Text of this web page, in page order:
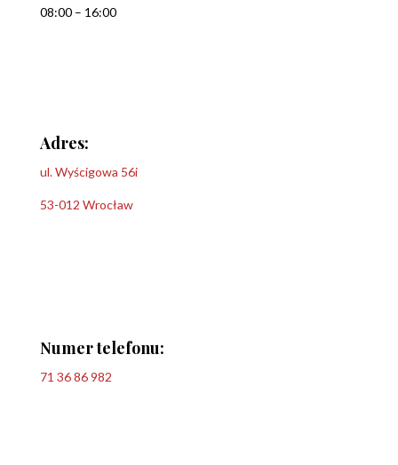
08:00 – 16:00
Adres:
ul. Wyścigowa 56i
53-012 Wrocław
Numer telefonu:
71 36 86 982